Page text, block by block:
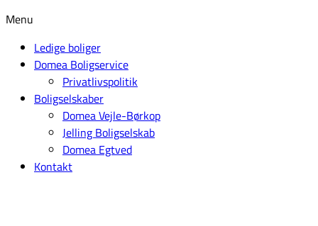
Menu
Ledige boliger
Domea Boligservice
Privatlivspolitik
Boligselskaber
Domea Vejle-Børkop
Jelling Boligselskab
Domea Egtved
Kontakt